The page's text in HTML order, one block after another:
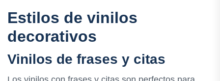
Estilos de vinilos
decorativos
Vinilos de frases y citas